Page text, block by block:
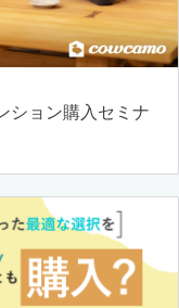
ション購入セミナ